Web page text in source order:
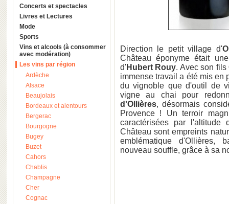
Concerts et spectacles
Livres et Lectures
Mode
Sports
Vins et alcools (à consommer
avec modération)
Les vins par région
Ardèche
Alsace
Beaujolais
Bordeaux et alentours
Bergerac
Bourgogne
Bugey
Buzet
Cahors
Chablis
Champagne
Cher
Cognac
Direction le petit village d'
Château éponyme était
d'Hubert Rouy. Avec son fils
immense travail a été mis en
du vignoble que d'outil de
vigne au chai pour
d'Ollières, désormais
Provence ! Un terroir
caractérisées par
Château sont empreints
emblématique d'Ollières,
nouveau souffle, grâce à sa